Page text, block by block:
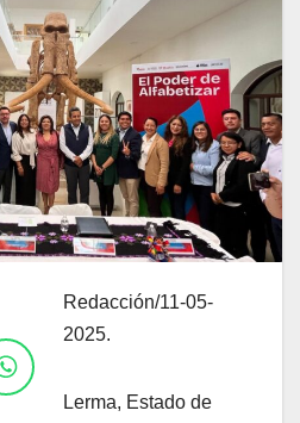
Redacción/11-05-
2025.
Lerma, Estado de